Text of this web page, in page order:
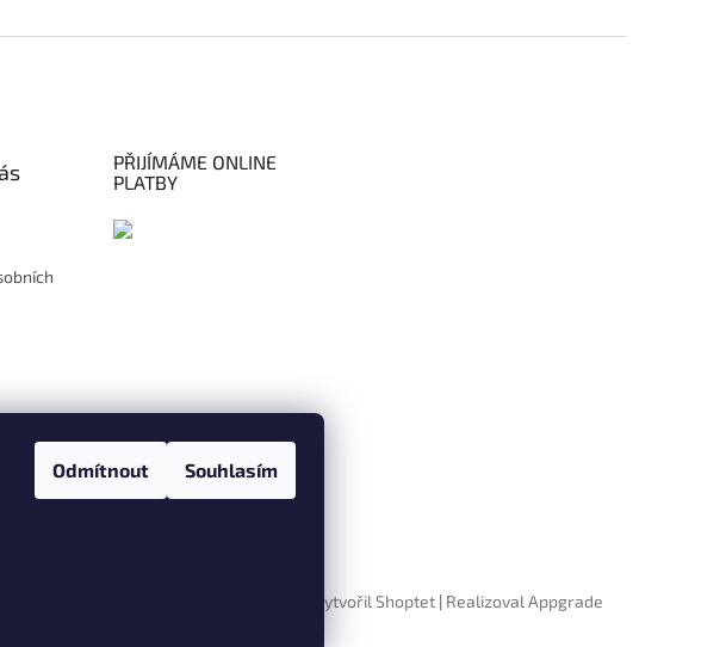
Odmítnout Souhlasím
PŘIJÍMÁME ONLINE
PLATBY
Vytvořil Shoptet | Realizoval Appgrade